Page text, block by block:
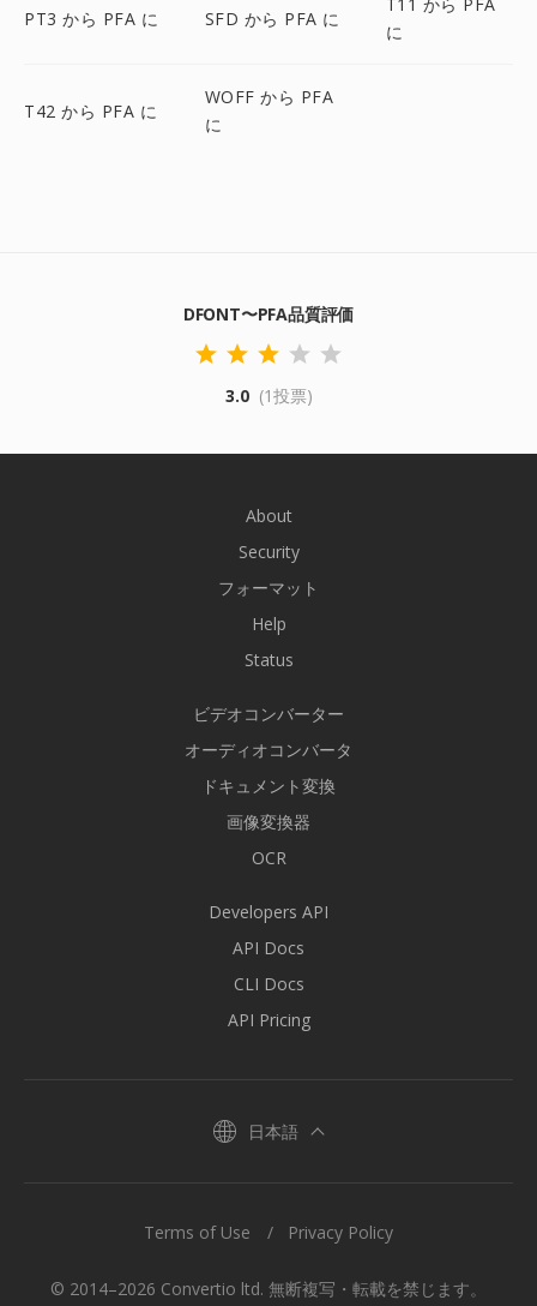
PT3 から PFA に SFD から PFA に
に
T42 から PFA に
WOFF から PFA
に
DFONT〜PFA品質評価
3.0 (1投票)
About
Security
フォーマット
Help
Status
ビデオコンバーター
オーディオコンバータ
ドキュメント変換
画像変換器
OCR
Developers API
API Docs
CLI Docs
API Pricing
日本語
© 2014–2026 Convertio ltd. 無断複写・転載を禁じます。
Terms of Use Privacy Policy